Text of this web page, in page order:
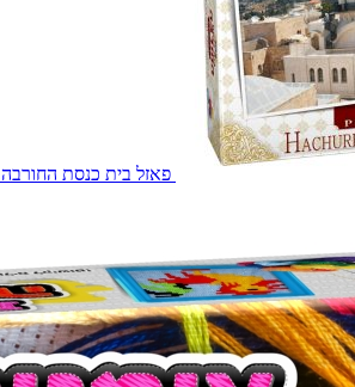
פאזל בית כנסת החורבה 250 חלקים